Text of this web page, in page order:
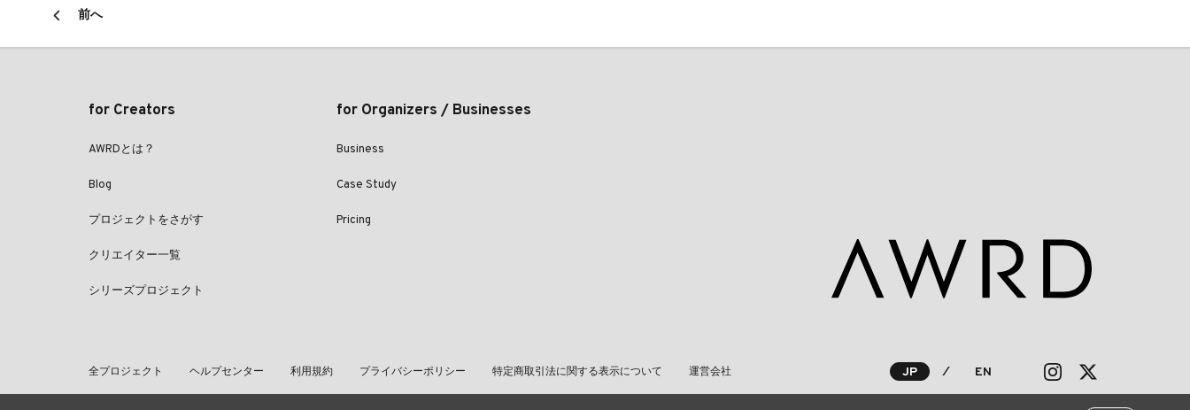
前へ
for Creators
AWRDとは？
Blog
プロジェクトをさがす
クリエイター一覧
シリーズプロジェクト
for Organizers / Businesses
Business
Case Study
Pricing
全プロジェクト ヘルプセンター 利用規約 プライバシーポリシー 特定商取引法に関する表示について 運営会社 JP ⁄ EN